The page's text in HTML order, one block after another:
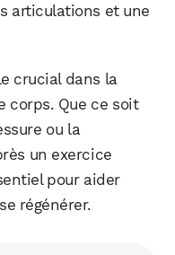
articulations et une
crucial dans la
corps. Que ce soit
ou la
un exercice
pour aider
régénérer.